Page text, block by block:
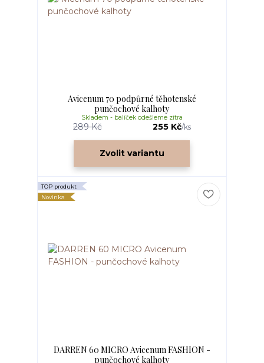
Avicenum 70 podpůrné těhotenské
punčochové kalhoty
289 Kč 255 Kč/ks
Skladem - balíček odešleme zítra
Zvolit variantu
TOP produkt
Novinka
DARREN 60 MICRO Avicenum FASHION -
punčochové kalhoty